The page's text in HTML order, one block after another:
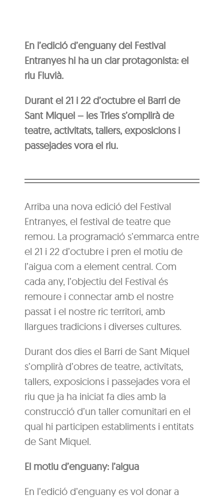
En l’edició d’enguany del Festival
Entranyes hi ha un clar protagonista: el
riu Fluvià.
Durant el 21 i 22 d’octubre el Barri de
Sant Miquel – les Tries s’omplirà de
teatre, activitats, tallers, exposicions i
passejades vora el riu.
Arriba una nova edició del Festival
Entranyes, el festival de teatre que
remou. La programació s’emmarca entre
el 21 i 22 d’octubre i pren el motiu de
l’aigua com a element central. Com
cada any, l’objectiu del Festival és
remoure i connectar amb el nostre
passat i el nostre ric territori, amb
llargues tradicions i diverses cultures.
Durant dos dies el Barri de Sant Miquel
s’omplirà d’obres de teatre, activitats,
tallers, exposicions i passejades vora el
riu que ja ha iniciat fa dies amb la
construcció d’un taller comunitari en el
qual hi participen establiments i entitats
de Sant Miquel.
El motiu d’enguany: l’aigua
En l’edició d’enguany es vol donar a